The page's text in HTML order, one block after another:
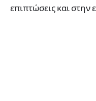
επιπτώσεις και στην